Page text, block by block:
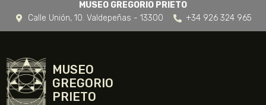
MUSEO GREGORIO PRIETO
Calle Unión, 10. Valdepeñas - 13300
+34 926 324 965
MUSEO
GREGORIO
PRIETO